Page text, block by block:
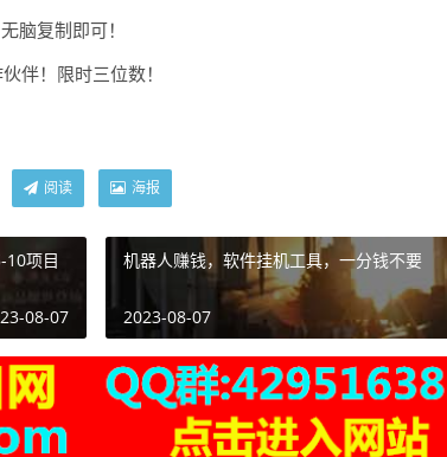
脑复制即可！
伴！限时三位数！
阅读 海报
10项目
08-07
机器人赚钱，软件挂机工具，一分钱不要
2023-08-07